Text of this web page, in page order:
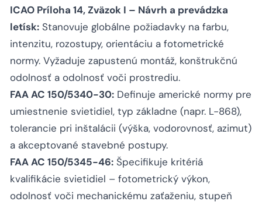
ICAO Príloha 14, Zväzok I – Návrh a prevádzka
letísk: Stanovuje globálne požiadavky na farbu,
intenzitu, rozostupy, orientáciu a fotometrické
normy. Vyžaduje zapustenú montáž, konštrukčnú
odolnosť a odolnosť voči prostrediu.
FAA AC 150/5340-30: Definuje americké normy pre
umiestnenie svietidiel, typ základne (napr. L-868),
tolerancie pri inštalácii (výška, vodorovnosť, azimut)
a akceptované stavebné postupy.
FAA AC 150/5345-46: Špecifikuje kritériá
kvalifikácie svietidiel – fotometrický výkon,
odolnosť voči mechanickému zaťaženiu, stupeň